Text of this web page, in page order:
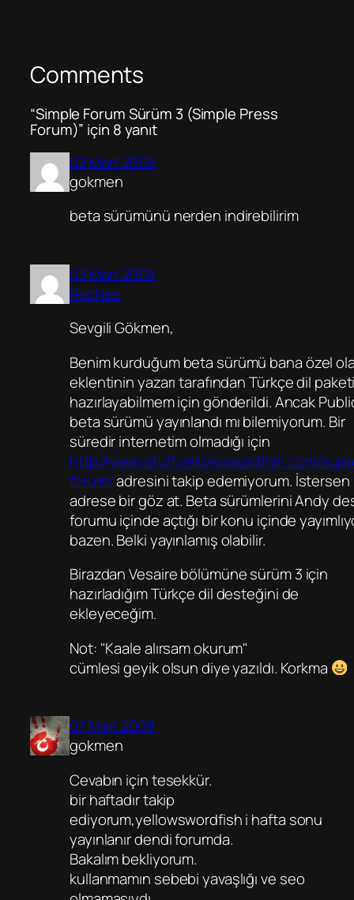
Comments
“Simple Forum Sürüm 3 (Simple Press
Forum)” için 8 yanıt
02 Mart 2008
gokmen
beta sürümünü nerden indirebilirim
03 Mart 2008
RecNes
Sevgili Gökmen,
Benim kurduğum beta sürümü bana özel
eklentinin yazarı tarafından Türkçe dil
hazırlayabilmem için gönderildi. Ancak
beta sürümü yayınlandı mı bilemiyorum. Bir
süredir internetim olmadığı için
http://www.stuff.yellowswordfish.com/
forum/adresini takip edemiyorum. İstersen
adrese bir göz at. Beta sürümlerini Andy
forumu içinde açtığı bir konu içinde
bazen. Belki yayınlamış olabilir.
Birazdan Vesaire bölümüne sürüm 3 için
hazırladığım Türkçe dil desteğini de
ekleyeceğim.
Not: "Kaale alırsam okurum"
cümlesi geyik olsun diye yazıldı. Korkma
07 Mart 2008
gokmen
Cevabın için tesekkür.
bir haftadır takip
ediyorum,yellowswordfish i hafta sonu
yayınlanır dendi forumda.
Bakalım bekliyorum.
kullanmamın sebebi yavaşlığı ve seo